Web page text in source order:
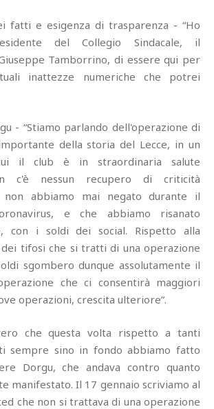
fatti e esigenza di trasparenza - “Ho
del Collegio Sindacale, il
Tamborrino, di essere qui per
inattezze numeriche che potrei
- “Stiamo parlando dell'operazione di
della storia del Lecce, in un
il club è in straordinaria salute
c'è nessun recupero di criticità
non abbiamo mai negato durante il
e che abbiamo risanato
con i soldi dei social. Rispetto alla
dei tifosi che si tratti di una operazione
sgombero dunque assolutamente il
che ci consentirà maggiori
operazioni, crescita ulteriore”.
che questa volta rispetto a tanti
sempre sino in fondo abbiamo fatto
Dorgu, che andava contro quanto
manifestato. Il 17 gennaio scriviamo al
che non si trattava di una operazione